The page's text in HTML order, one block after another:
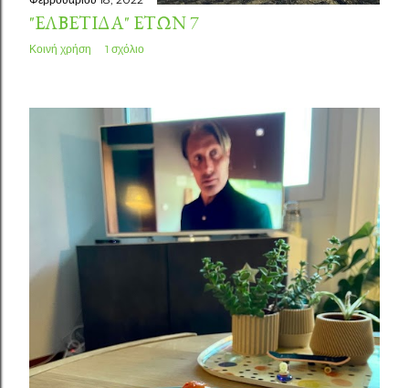
"ΕΛΒΕΤΊΔΑ" ΕΤΏΝ 7
Κοινή χρήση 1 σχόλιο